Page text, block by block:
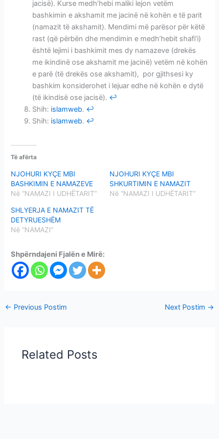
jacisë). Kurse medh’hebi maliki lejon vetëm
bashkimin e akshamit me jacinë në kohën e të parit
(namazit të akshamit). Mendimi më parësor për këtë
rast (që përbën dhe mendimin e medh’hebit shafi’i)
është lejimi i bashkimit mes dy namazeve (drekës
me ikindinë ose akshamit me jacinë) vetëm në kohën
e parë (të drekës ose akshamit), por gjithsesi ky
bashkim konsiderohet i lejuar edhe në kohën e dytë
(të ikindisë ose jacisë). ↩
Shih: islamweb. ↩
Shih: islamweb. ↩
Të afërta
NJOHURI KYÇE MBI
BASHKIMIN E NAMAZEVE
Në “NAMAZI I UDHËTARIT”
NJOHURI KYÇE MBI
SHKURTIMIN E NAMAZIT
Në “NAMAZI I UDHËTARIT”
SHLYERJA E NAMAZIT TË
DETYRUESHËM
Në “NAMAZI”
Shpërndajeni Fjalën e Mirë:
← Previous Postim Next Postim →
Related Posts